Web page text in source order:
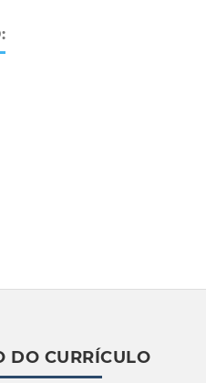
DO CURRÍCULO